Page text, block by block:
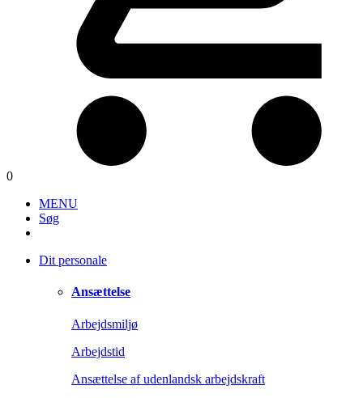
0
MENU
Søg
Dit personale
Ansættelse
Arbejdsmiljø
Arbejdstid
Ansættelse af udenlandsk arbejdskraft